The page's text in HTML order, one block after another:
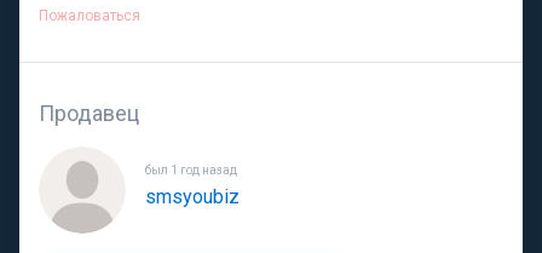
Пожаловаться
Продавец
был 1 год назад
smsyoubiz